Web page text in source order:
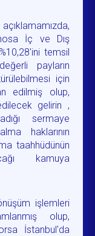
İç ve Dış
temsil
payların
için
edilmiş olup,
gelirin ,
sermaye
haklarının
taahhüdünün
kamuya
işlemleri
olup,
İstanbul'da